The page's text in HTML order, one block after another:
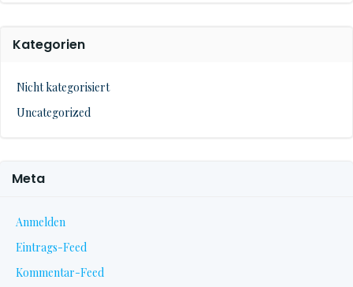
Kategorien
Nicht kategorisiert
Uncategorized
Meta
Anmelden
Eintrags-Feed
Kommentar-Feed